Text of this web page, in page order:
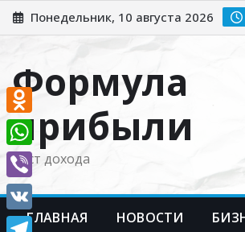
Перейти
к
Понедельник, 10 августа 2026
Формула
прибыли
Рост дохода
ГЛАВНАЯ НОВОСТИ
Odnoklassniki
WhatsApp
Viber
VK